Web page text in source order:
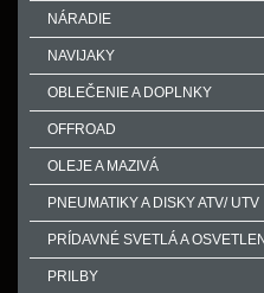
NÁRADIE
NAVIJAKY
OBLEČENIE A DOPLNKY
OFFROAD
OLEJE A MAZIVÁ
PNEUMATIKY A DISKY ATV/ UTV
PRÍDAVNÉ SVETLÁ A
PRILBY